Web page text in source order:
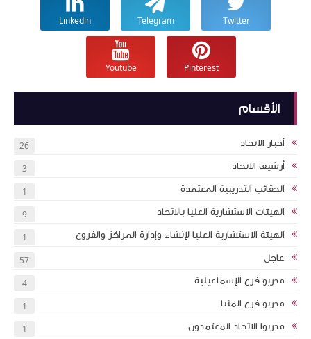
Twitter
Telegram
Linkedin
Pinterest
Youtube
الأقسام
أخبار الاتحاد 26
أرشيف الاتحاد 3
الحقائب التدريبية المعتمدة 1
الهيئات الاستشارية العليا بالاتحاد 9
الهيئة الاستشارية العليا لإنشاء وإدارة المراكز والفروع 1
عاجل 57
مدربو فرع الإسماعيلية 4
مدربو فرع المنيا 1
مدربوا الاتحاد المعتمدون 1